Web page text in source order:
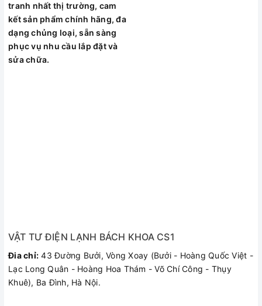
tranh nhất thị trường, cam
kết sản phẩm chính hãng, đa
dạng chủng loại, sẵn sàng
phục vụ nhu cầu lắp đặt và
sửa chữa.
VẬT TƯ ĐIỆN LẠNH BÁCH KHOA CS1
Đia chỉ: 43 Đường Bưởi, Vòng Xoay (Bưởi - Hoàng Quốc Việt -
Lạc Long Quân - Hoàng Hoa Thám - Võ Chí Công - Thụy
Khuê), Ba Đình, Hà Nội.